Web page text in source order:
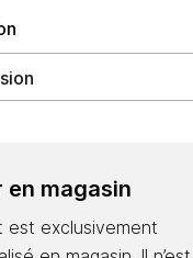
en magasin
est exclusivement